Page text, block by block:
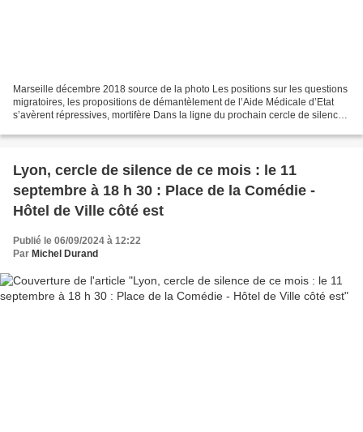
Marseille décembre 2018 source de la photo Les positions sur les questions
migratoires, les propositions de démantèlement de l’Aide Médicale d’Etat
s’avèrent répressives, mortifère Dans la ligne du prochain cercle de silence,
Lyon, cercle de silence de ce mois : le 11
septembre à 18 h 30 : Place de la Comédie -
Hôtel de Ville côté est
Publié le 06/09/2024 à 12:22
Par Michel Durand